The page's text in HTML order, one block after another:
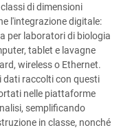
di dimensioni
l'integrazione digitale:
per laboratori di biologia
tablet e lavagne
wireless o Ethernet.
raccolti con questi
nelle piattaforme
semplificando
in classe, nonché